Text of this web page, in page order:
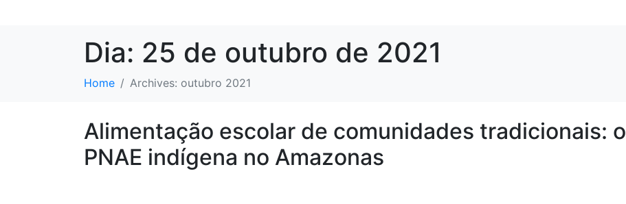
Dia: 25 de outubro de 2021
Home Archives: outubro 2021
Alimentação escolar de comunidades tradicionais: o
PNAE indígena no Amazonas